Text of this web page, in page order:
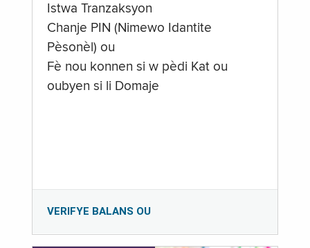
Istwa Tranzaksyon
Chanje PIN (Nimewo Idantite
Pèsonèl) ou
Fè nou konnen si w pèdi Kat ou
oubyen si li Domaje
VERIFYE BALANS OU